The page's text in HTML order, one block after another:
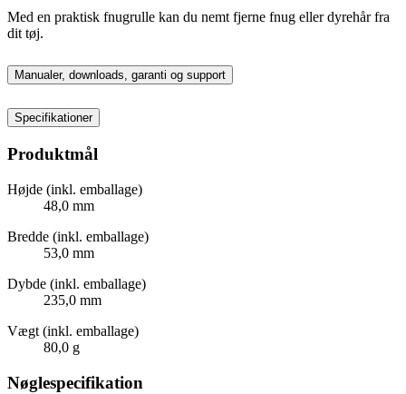
Med en praktisk fnugrulle kan du nemt fjerne fnug eller dyrehår fra
dit tøj.
Manualer, downloads, garanti og support
Specifikationer
Produktmål
Højde (inkl. emballage)
48,0 mm
Bredde (inkl. emballage)
53,0 mm
Dybde (inkl. emballage)
235,0 mm
Vægt (inkl. emballage)
80,0 g
Nøglespecifikation